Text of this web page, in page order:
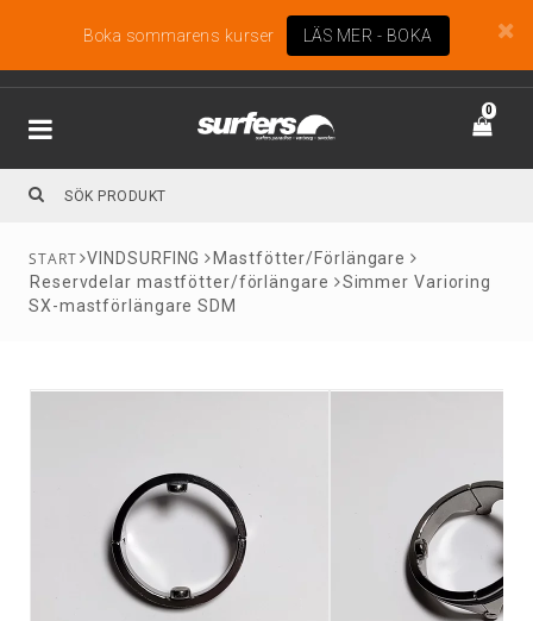
Boka sommarens kurser LÄS MER - BOKA
0
VINDSURFING
Mastfötter/Förlängare
Reservdelar mastfötter/förlängare
Simmer Varioring
SX-mastförlängare SDM